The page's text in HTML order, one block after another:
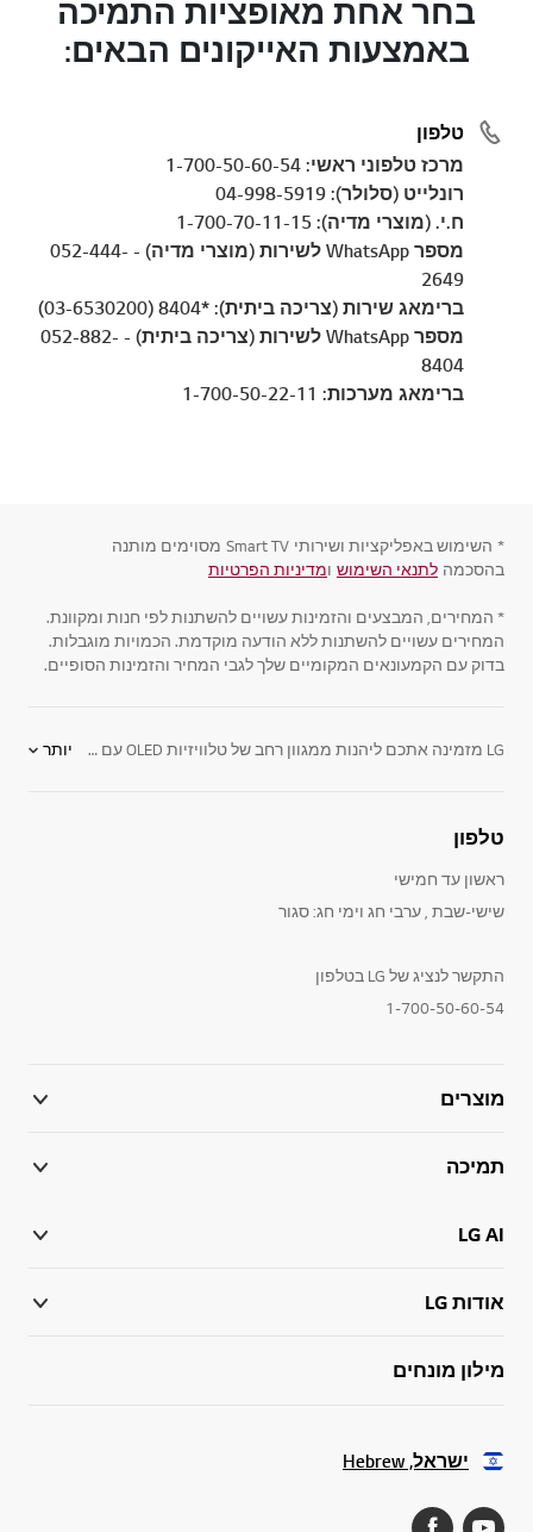
בחר אחת מאופציות התמיכה
באמצעות האייקונים הבאים:
טלפון
מרכז טלפוני ראשי: 1-700-50-60-54
רונלייט (סלולר): 04-998-5919
ח.י. (מוצרי מדיה): 1-700-70-11-15
מספר WhatsApp לשירות (מוצרי מדיה) - 052-444-
2649
ברימאג שירות (צריכה ביתית): *8404 (03-6530200)
מספר WhatsApp לשירות (צריכה ביתית) - 052-882-
8404
ברימאג מערכות: 1-700-50-22-11
* השימוש באפליקציות ושירותי Smart TV מסוימים מותנה
בהסכמה לתנאי השימוש ומדיניות הפרטיות
* המחירים, המבצעים והזמינות עשויים להשתנות לפי חנות ומקוונת.
המחירים עשויים להשתנות ללא הודעה מוקדמת. הכמויות מוגבלות.
בדוק עם הקמעונאים המקומיים שלך לגבי המחיר והזמינות הסופיים.
LG מזמינה אתכם ליהנות ממגוון רחב של טלוויזיות OLED עם הטכנולוגיה המתקדמת בעולם, המציגה תמונה איכותית - הכי קרובה ביותר למציאות, וזאת לצד קשת רחבה של צבעים ותצוגת שחור עמוק במיוחד. טלוויזיות ULTRA HD 4K הן ברזולוציית 4K המספקות פי ארבע מרזולוציית מסכי FULL HD
יותר
טלפון
ראשון עד חמישי
שישי-שבת , ערבי חג וימי חג: סגור
התקשר לנציג של LG בטלפון
1-700-50-60-54
מוצרים
תמיכה
LG AI
אודות LG
מילון מונחים
ישראל, Hebrew